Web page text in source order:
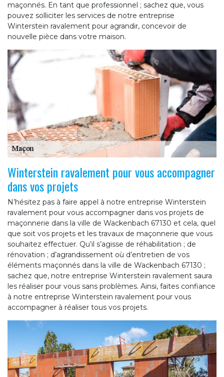
maçonnés. En tant que professionnel ; sachez que, vous
pouvez solliciter les services de notre entreprise
Winterstein ravalement pour agrandir, concevoir de
nouvelle pièce dans votre maison.
Winterstein ravalement pour vous accompagner
dans vos projets
N’hésitez pas à faire appel à notre entreprise Winterstein
ravalement pour vous accompagner dans vos projets de
maçonnerie dans la ville de Wackenbach 67130 et cela, quel
que soit vos projets et les travaux de maçonnerie que vous
souhaitez effectuer. Qu’il s’agisse de réhabilitation ; de
rénovation ; d’agrandissement où d’entretien de vos
éléments maçonnés dans la ville de Wackenbach 67130 ;
sachez que, notre entreprise Winterstein ravalement saura
les réaliser pour vous sans problèmes. Ainsi, faites confiance
à notre entreprise Winterstein ravalement pour vous
accompagner à réaliser tous vos projets.